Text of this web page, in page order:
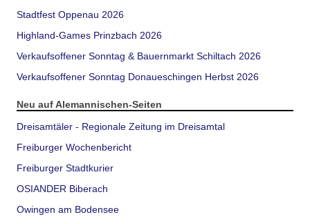
Stadtfest Oppenau 2026
Highland-Games Prinzbach 2026
Verkaufsoffener Sonntag & Bauernmarkt Schiltach 2026
Verkaufsoffener Sonntag Donaueschingen Herbst 2026
Neu auf Alemannischen-Seiten
Dreisamtäler - Regionale Zeitung im Dreisamtal
Freiburger Wochenbericht
Freiburger Stadtkurier
OSIANDER Biberach
Owingen am Bodensee